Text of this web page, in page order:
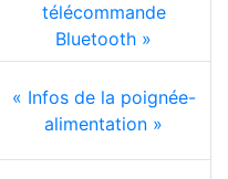
télécommande
Bluetooth
Infos de la poignée-
alimentation